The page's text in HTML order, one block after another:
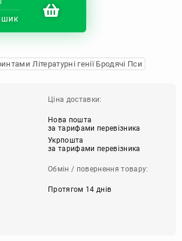
Літературні генії Бродячі Пси
Ціна доставки:
Нова пошта
за тарифами перевізника
Укрпошта
за тарифами перевізника
Обмін / повернення товару:
Протягом 14 днів